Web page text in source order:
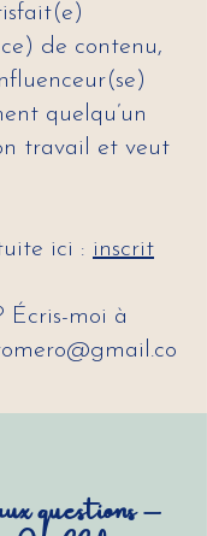
de contenu,
quelqu’un
travail et veut
ici : inscrit
Écris-moi à
–